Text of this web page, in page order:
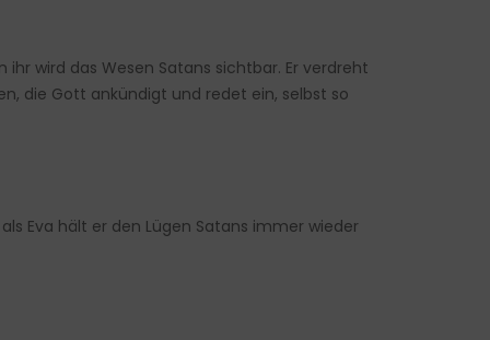
wird das Wesen Satans sichtbar. Er verdreht
die Gott ankündigt und redet ein, selbst so
Eva hält er den Lügen Satans immer wieder